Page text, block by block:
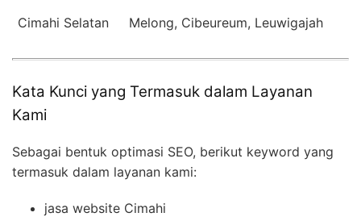
Cimahi Selatan
Melong, Cibeureum, Leuwigajah
Kata Kunci yang Termasuk dalam Layanan
Kami
Sebagai bentuk optimasi SEO, berikut keyword yang
termasuk dalam layanan kami:
jasa website Cimahi